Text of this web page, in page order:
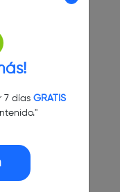
7 días GRATIS